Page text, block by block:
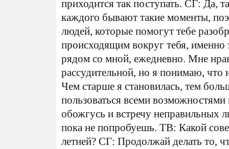
приходится так поступать. СГ: Да,
каждого бывают такие моменты,
людей, которые помогут тебе
происходящим вокруг тебя, именно
рядом со мной, ежедневно. Мне
рассудительной, но я понимаю, что
Чем старше я становилась, тем
пользоваться всеми
обожгусь и встречу неправильных
пока не попробуешь. ТВ: Какой
летней? СГ: Продолжай делать то,